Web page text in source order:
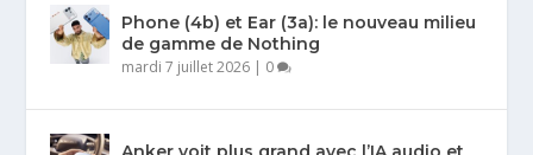
Phone (4b) et Ear (3a): le nouveau milieu
de gamme de Nothing
mardi 7 juillet 2026 | 0